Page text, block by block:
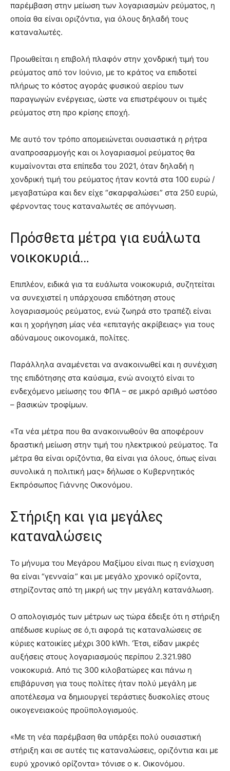
παρέμβαση στην μείωση των λογαριασμών ρεύματος, η
οποία θα είναι οριζόντια, για όλους δηλαδή τους
καταναλωτές.
Προωθείται η επιβολή πλαφόν στην χονδρική τιμή του
ρεύματος από τον Ιούνιο, με το κράτος να επιδοτεί
πλήρως το κόστος αγοράς φυσικού αερίου των
παραγωγών ενέργειας, ώστε να επιστρέψουν οι τιμές
ρεύματος στη προ κρίσης εποχή.
Με αυτό τον τρόπο απομειώνεται ουσιαστικά η ρήτρα
αναπροσαρμογής και οι λογαριασμοί ρεύματος θα
κυμαίνονται στα επίπεδα του 2021, όταν δηλαδή η
χονδρική τιμή του ρεύματος ήταν κοντά στα 100 ευρώ /
μεγαβατώρα και δεν είχε “σκαρφαλώσει” στα 250 ευρώ,
φέρνοντας τους καταναλωτές σε απόγνωση.
Πρόσθετα μέτρα για ευάλωτα
νοικοκυριά…
Επιπλέον, ειδικά για τα ευάλωτα νοικοκυριά, συζητείται
να συνεχιστεί η υπάρχουσα επιδότηση στους
λογαριασμούς ρεύματος, ενώ ζωηρά στο τραπέζι είναι
και η χορήγηση μίας νέα «επιταγής ακρίβειας» για τους
αδύναμους οικονομικά, πολίτες.
Παράλληλα αναμένεται να ανακοινωθεί και η συνέχιση
της επιδότησης στα καύσιμα, ενώ ανοιχτό είναι το
ενδεχόμενο μείωσης του ΦΠΑ – σε μικρό αριθμό ωστόσο
– βασικών τροφίμων.
«Τα νέα μέτρα που θα ανακοινωθούν θα αποφέρουν
δραστική μείωση στην τιμή του ηλεκτρικού ρεύματος. Τα
μέτρα θα είναι οριζόντια, θα είναι για όλους, όπως είναι
συνολικά η πολιτική μας» δήλωσε ο Κυβερνητικός
Εκπρόσωπος Γιάννης Οικονόμου.
Στήριξη και για μεγάλες
καταναλώσεις
Το μήνυμα του Μεγάρου Μαξίμου είναι πως η ενίσχυση
θα είναι “γενναία” και με μεγάλο χρονικό ορίζοντα,
στηρίζοντας από τη μικρή ως την μεγάλη κατανάλωση.
Ο απολογισμός των μέτρων ως τώρα έδειξε ότι η στήριξη
απέδωσε κυρίως σε ό,τι αφορά τις καταναλώσεις σε
κύριες κατοικίες μέχρι 300 kWh. ‘Έτσι, είδαν μικρές
αυξήσεις στους λογαριασμούς περίπου 2.321.980
νοικοκυριά. Από τις 300 κιλοβατώρες και πάνω η
επιβάρυνση για τους πολίτες ήταν πολύ μεγάλη με
αποτέλεσμα να δημιουργεί τεράστιες δυσκολίες στους
οικογενειακούς προϋπολογισμούς.
«Με τη νέα παρέμβαση θα υπάρξει πολύ ουσιαστική
στήριξη και σε αυτές τις καταναλώσεις, οριζόντια και με
ευρύ χρονικό ορίζοντα» τόνισε ο κ. Οικονόμου.